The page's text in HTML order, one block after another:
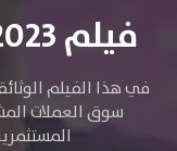
فيلم Bitconned 2023 مترجم
في هذا الفيلم
سوق العملات